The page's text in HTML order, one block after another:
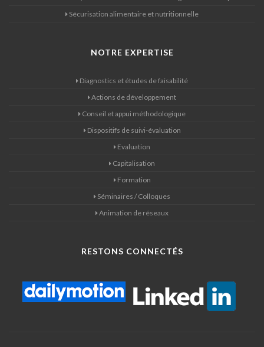
Sécurisation alimentaire et nutritionnelle
NOTRE EXPERTISE
Diagnostics et études de faisabilité
Actions de développement
Conseil et appui méthodologique
Dispositifs de suivi-évaluation
Evaluation
Capitalisation
Formation
Séminaires / Colloques
Animation de réseaux
RESTONS CONNECTÉS